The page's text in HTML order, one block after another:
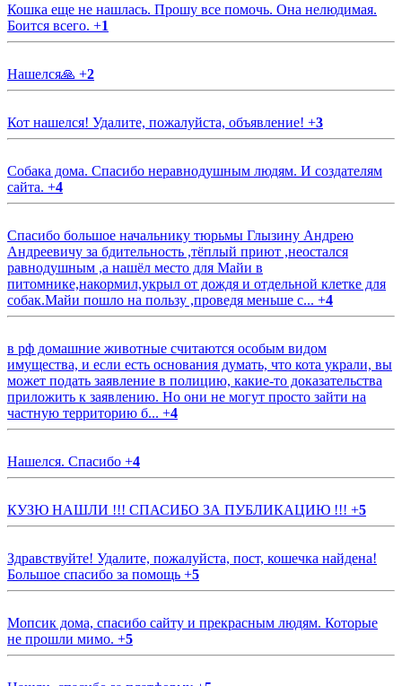
Кошка еще не нашлась. Прошу все помочь. Она нелюдимая.
Боится всего. +1
Нашелся🙏 +2
Кот нашелся! Удалите, пожалуйста, объявление! +3
Собака дома. Спасибо неравнодушным людям. И создателям
сайта. +4
Спасибо большое начальнику тюрьмы Глызину Андрею
Андреевичу за бдительность ,тёплый приют ,неостался
равнодушным ,а нашёл место для Майи в
питомнике,накормил,укрыл от дождя и отдельной клетке для
собак.Майи пошло на пользу ,проведя меньше с... +4
в рф домашние животные считаются особым видом
имущества, и если есть основания думать, что кота украли, вы
может подать заявление в полицию, какие-то доказательства
приложить к заявлению. Но они не могут просто зайти на
частную территорию б... +4
Нашелся. Спасибо +4
КУЗЮ НАШЛИ !!! СПАСИБО ЗА ПУБЛИКАЦИЮ !!! +5
Здравствуйте! Удалите, пожалуйста, пост, кошечка найдена!
Большое спасибо за помощь +5
Мопсик дома, спасибо сайту и прекрасным людям. Которые
не прошли мимо. +5